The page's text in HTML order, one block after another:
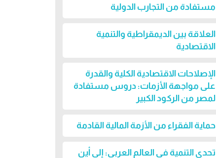
مستفادة من التجارب الدولية
العلاقة بين الديمقراطية والتنمية
الاقتصادية
الإصلاحات الاقتصادية الكلية والقدرة
على مواجهة الأزمات: دروس مستفادة
لمصر من الركود الكبير
حماية الفقراء من الأزمة المالية القادمة
تحدي التنمية في العالم العربي: إلى أين